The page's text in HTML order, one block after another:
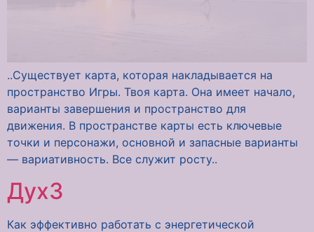
..Существует карта, которая накладывается на
пространство Игры. Твоя карта. Она имеет начало,
варианты завершения и пространство для
движения. В пространстве карты есть ключевые
точки и персонажи, основной и запасные варианты
— вариативность. Все служит росту..
Дух3
Как эффективно работать с энергетической